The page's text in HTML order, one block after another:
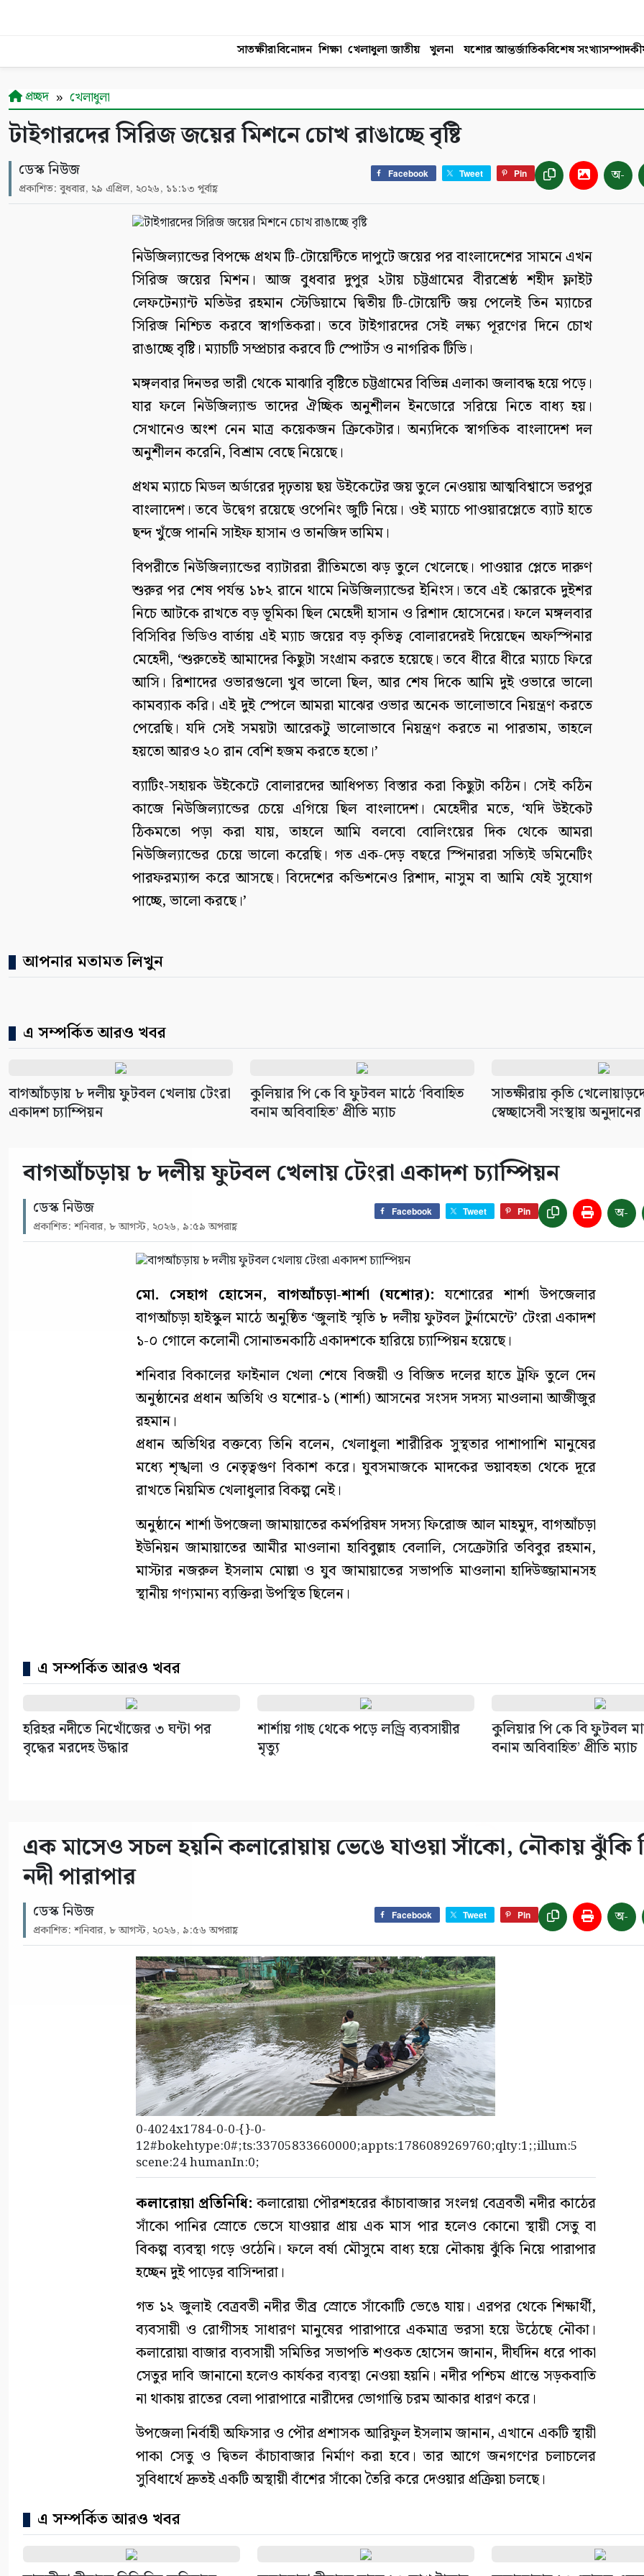
সাতক্ষীরাবিনোদন শিক্ষা খেলাধুলা জাতীয় খুলনা যশোর আন্তর্জাতিকবিশেষ সংখ্যা
প্রচ্ছদ খেলাধুলা
টাইগারদের সিরিজ জয়ের মিশনে চোখ রাঙাচ্ছে বৃষ্টি
ডেস্ক নিউজ
প্রকাশিত: বুধবার, ২৯ এপ্রিল, ২০২৬, ১১:১৩ পূর্বাহ্ণ
Facebook Tweet Pin অ-
নিউজিল্যান্ডের বিপক্ষে প্রথম টি-টোয়েন্টিতে দাপুটে জয়ের পর বাংলাদেশের সামনে এখন
সিরিজ জয়ের মিশন। আজ বুধবার দুপুর ২টায় চট্টগ্রামের বীরশ্রেষ্ঠ শহীদ ফ্লাইট
লেফটেন্যান্ট মতিউর রহমান স্টেডিয়ামে দ্বিতীয় টি-টোয়েন্টি জয় পেলেই তিন ম্যাচের
সিরিজ নিশ্চিত করবে স্বাগতিকরা। তবে টাইগারদের সেই লক্ষ্য পূরণের দিনে চোখ
রাঙাচ্ছে বৃষ্টি। ম্যাচটি সম্প্রচার করবে টি স্পোর্টস ও নাগরিক টিভি।
মঙ্গলবার দিনভর ভারী থেকে মাঝারি বৃষ্টিতে চট্টগ্রামের বিভিন্ন এলাকা জলাবদ্ধ হয়ে পড়ে।
যার ফলে নিউজিল্যান্ড তাদের ঐচ্ছিক অনুশীলন ইনডোরে সরিয়ে নিতে বাধ্য হয়।
সেখানেও অংশ নেন মাত্র কয়েকজন ক্রিকেটার। অন্যদিকে স্বাগতিক বাংলাদেশ দল
অনুশীলন করেনি, বিশ্রাম বেছে নিয়েছে।
প্রথম ম্যাচে মিডল অর্ডারের দৃঢ়তায় ছয় উইকেটের জয় তুলে নেওয়ায় আত্মবিশ্বাসে ভরপুর
বাংলাদেশ। তবে উদ্বেগ রয়েছে ওপেনিং জুটি নিয়ে। ওই ম্যাচে পাওয়ারপ্লেতে ব্যাট হাতে
ছন্দ খুঁজে পাননি সাইফ হাসান ও তানজিদ তামিম।
বিপরীতে নিউজিল্যান্ডের ব্যাটাররা রীতিমতো ঝড় তুলে খেলেছে। পাওয়ার প্লেতে দারুণ
শুরুর পর শেষ পর্যন্ত ১৮২ রানে থামে নিউজিল্যান্ডের ইনিংস। তবে এই স্কোরকে দুইশর
নিচে আটকে রাখতে বড় ভূমিকা ছিল মেহেদী হাসান ও রিশাদ হোসেনের। ফলে মঙ্গলবার
বিসিবির ভিডিও বার্তায় এই ম্যাচ জয়ের বড় কৃতিত্ব বোলারদেরই দিয়েছেন অফস্পিনার
মেহেদী, ‘শুরুতেই আমাদের কিছুটা সংগ্রাম করতে হয়েছে। তবে ধীরে ধীরে ম্যাচে ফিরে
আসি। রিশাদের ওভারগুলো খুব ভালো ছিল, আর শেষ দিকে আমি দুই ওভারে ভালো
কামব্যাক করি। এই দুই স্পেলে আমরা মাঝের ওভার অনেক ভালোভাবে নিয়ন্ত্রণ করতে
পেরেছি। যদি সেই সময়টা আরেকটু ভালোভাবে নিয়ন্ত্রণ করতে না পারতাম, তাহলে
হয়তো আরও ২০ রান বেশি হজম করতে হতো।’
ব্যাটিং-সহায়ক উইকেটে বোলারদের আধিপত্য বিস্তার করা কিছুটা কঠিন। সেই কঠিন
কাজে নিউজিল্যান্ডের চেয়ে এগিয়ে ছিল বাংলাদেশ। মেহেদীর মতে, ‘যদি উইকেট
ঠিকমতো পড়া করা যায়, তাহলে আমি বলবো বোলিংয়ের দিক থেকে আমরা
নিউজিল্যান্ডের চেয়ে ভালো করেছি। গত এক-দেড় বছরে স্পিনাররা সত্যিই ডমিনেটিং
পারফরম্যান্স করে আসছে। বিদেশের কন্ডিশনেও রিশাদ, নাসুম বা আমি যেই সুযোগ
পাচ্ছে, ভালো করছে।’
আপনার মতামত লিখুন
এ সম্পর্কিত আরও খবর
বাগআঁচড়ায় ৮ দলীয় ফুটবল খেলায় টেংরা
একাদশ চ্যাম্পিয়ন
কুলিয়ার পি কে বি ফুটবল মাঠে ‘বিবাহিত
বনাম অবিবাহিত’ প্রীতি ম্যাচ
সাতক্ষীরায় কৃতি
স্বেচ্ছাসেবী সংস্থায়
বাগআঁচড়ায় ৮ দলীয় ফুটবল খেলায় টেংরা একাদশ চ্যাম্পিয়ন
ডেস্ক নিউজ
প্রকাশিত: শনিবার, ৮ আগস্ট, ২০২৬, ৯:৫৯ অপরাহ্ণ
Facebook Tweet Pin অ-
মো. সেহাগ হোসেন, বাগআঁচড়া-শার্শা (যশোর): যশোরের শার্শা উপজেলার
বাগআঁচড়া হাইস্কুল মাঠে অনুষ্ঠিত ‘জুলাই স্মৃতি ৮ দলীয় ফুটবল টুর্নামেন্টে’ টেংরা একাদশ
১-০ গোলে কলোনী সোনাতনকাঠি একাদশকে হারিয়ে চ্যাম্পিয়ন হয়েছে।
শনিবার বিকালের ফাইনাল খেলা শেষে বিজয়ী ও বিজিত দলের হাতে ট্রফি তুলে দেন
অনুষ্ঠানের প্রধান অতিথি ও যশোর-১ (শার্শা) আসনের সংসদ সদস্য মাওলানা আজীজুর
রহমান।
প্রধান অতিথির বক্তব্যে তিনি বলেন, খেলাধুলা শারীরিক সুস্থতার পাশাপাশি মানুষের
মধ্যে শৃঙ্খলা ও নেতৃত্বগুণ বিকাশ করে। যুবসমাজকে মাদকের ভয়াবহতা থেকে দূরে
রাখতে নিয়মিত খেলাধুলার বিকল্প নেই।
অনুষ্ঠানে শার্শা উপজেলা জামায়াতের কর্মপরিষদ সদস্য ফিরোজ আল মাহমুদ, বাগআঁচড়া
ইউনিয়ন জামায়াতের আমীর মাওলানা হাবিবুল্লাহ বেলালি, সেক্রেটারি তবিবুর রহমান,
মাস্টার নজরুল ইসলাম মোল্লা ও যুব জামায়াতের সভাপতি মাওলানা হাদিউজ্জামানসহ
স্থানীয় গণ্যমান্য ব্যক্তিরা উপস্থিত ছিলেন।
এ সম্পর্কিত আরও খবর
হরিহর নদীতে নিখোঁজের ৩ ঘন্টা পর
বৃদ্ধের মরদেহ উদ্ধার
শার্শায় গাছ থেকে পড়ে লন্ড্রি ব্যবসায়ীর
মৃত্যু
কুলিয়ার পি কে বি ফুটবল
বনাম অবিবাহিত’ প্রীতি ম্যাচ
এক মাসেও সচল হয়নি কলারোয়ায় ভেঙে যাওয়া সাঁকো, নৌকায় ঝুঁকি
নদী পারাপার
ডেস্ক নিউজ
প্রকাশিত: শনিবার, ৮ আগস্ট, ২০২৬, ৯:৫৬ অপরাহ্ণ
Facebook Tweet Pin অ-
0-4024x1784-0-0-{}-0-
12#bokehtype:0#;ts:33705833660000;appts:1786089269760;qlty:1;;illum:5
scene:24 humanIn:0;
কলারোয়া প্রতিনিধি:কলারোয়া পৌরশহরের কাঁচাবাজার সংলগ্ন বেত্রবতী নদীর কাঠের
সাঁকো পানির স্রোতে ভেসে যাওয়ার প্রায় এক মাস পার হলেও কোনো স্থায়ী সেতু বা
বিকল্প ব্যবস্থা গড়ে ওঠেনি। ফলে বর্ষা মৌসুমে বাধ্য হয়ে নৌকায় ঝুঁকি নিয়ে পারাপার
হচ্ছেন দুই পাড়ের বাসিন্দারা।
গত ১২ জুলাই বেত্রবতী নদীর তীব্র স্রোতে সাঁকোটি ভেঙে যায়। এরপর থেকে শিক্ষার্থী,
ব্যবসায়ী ও রোগীসহ সাধারণ মানুষের পারাপারে একমাত্র ভরসা হয়ে উঠেছে নৌকা।
কলারোয়া বাজার ব্যবসায়ী সমিতির সভাপতি শওকত হোসেন জানান, দীর্ঘদিন ধরে পাকা
সেতুর দাবি জানানো হলেও কার্যকর ব্যবস্থা নেওয়া হয়নি। নদীর পশ্চিম প্রান্তে সড়কবাতি
না থাকায় রাতের বেলা পারাপারে নারীদের ভোগান্তি চরম আকার ধারণ করে।
উপজেলা নির্বাহী অফিসার ও পৌর প্রশাসক আরিফুল ইসলাম জানান, এখানে একটি স্থায়ী
পাকা সেতু ও দ্বিতল কাঁচাবাজার নির্মাণ করা হবে। তার আগে জনগণের চলাচলের
সুবিধার্থে দ্রুতই একটি অস্থায়ী বাঁশের সাঁকো তৈরি করে দেওয়ার প্রক্রিয়া চলছে।
এ সম্পর্কিত আরও খবর